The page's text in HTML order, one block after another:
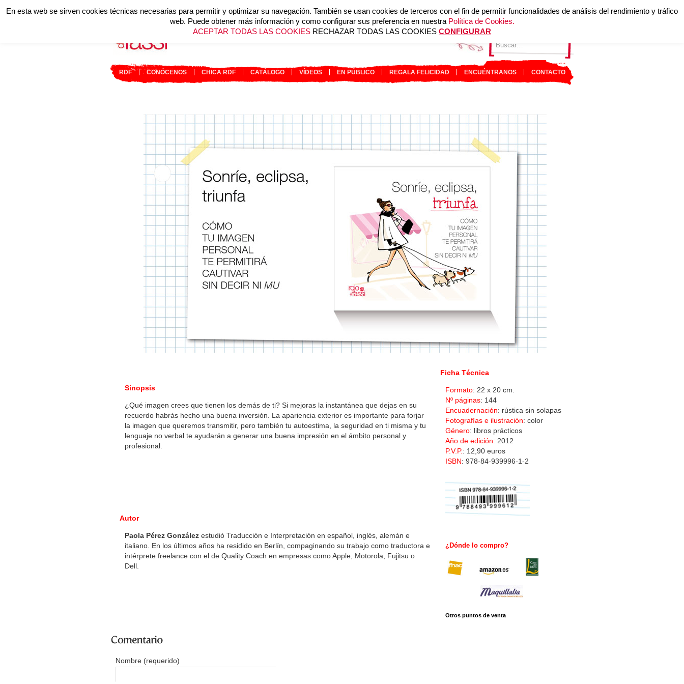
RDF CONÓCENOS CHICA RDF CATÁLOGO VÍDEOS EN PÚBLICO REGALA FELICIDAD ENCUÉNTRANOS CONTACTO
Sinopsis
¿Qué imagen crees que tienen los demás de ti? Si mejoras la instantánea que dejas en su
recuerdo habrás hecho una buena inversión. La apariencia exterior es importante para forjar
la imagen que queremos transmitir, pero también tu autoestima, la seguridad en ti misma y tu
lenguaje no verbal te ayudarán a generar una buena impresión en el ámbito personal y
profesional.
Ficha Técnica
Formato: 22 x 20 cm.
Nº páginas: 144
Encuadernación: rústica sin solapas
Fotografías e ilustración: color
Género: libros prácticos
Año de edición: 2012
P.V.P.: 12,90 euros
ISBN: 978-84-939996-1-2
Autor
Paola Pérez González estudió Traducción e Interpretación en español, inglés, alemán e
italiano. En los últimos años ha residido en Berlín, compaginando su trabajo como traductora e
intérprete freelance con el de Quality Coach en empresas como Apple, Motorola, Fujitsu o
Dell.
¿Dónde lo compro?
Otros puntos de venta
Nombre (requerido)
En esta web se sirven cookies técnicas necesarias para permitir y optimizar su navegación. También se usan cookies de terceros con el fin de permitir funcionalidades de análisis del rendimiento y tráfico
web. Puede obtener más información y como configurar sus preferencia en nuestra Política de Cookies.
ACEPTAR TODAS LAS COOKIES RECHAZAR TODAS LAS COOKIES CONFIGURAR